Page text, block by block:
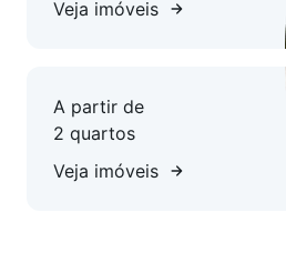
Veja imóveis
A partir de
2 quartos
Veja imóveis